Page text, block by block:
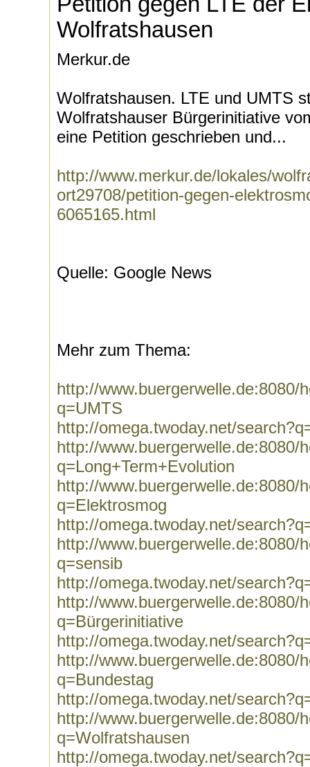
Wolfratshausen
Merkur.de
Wolfratshausen. LTE und UMTS
Wolfratshauser Bürgerinitiative
eine Petition geschrieben und...
http://www.merkur.de/lokales/
ort29708/petition-gegen-
6065165.html
Quelle: Google News
Mehr zum Thema:
http://www.buergerwelle.de:8080/
q=UMTS
http://omega.twoday.net/
http://www.buergerwelle.de:8080/
q=Long+Term+Evolution
http://www.buergerwelle.de:8080/
q=Elektrosmog
http://omega.twoday.net/
http://www.buergerwelle.de:8080/
q=sensib
http://omega.twoday.net/
http://www.buergerwelle.de:8080/
q=Bürgerinitiative
http://omega.twoday.net/
http://www.buergerwelle.de:8080/
q=Bundestag
http://omega.twoday.net/
http://www.buergerwelle.de:8080/
q=Wolfratshausen
http://omega.twoday.net/